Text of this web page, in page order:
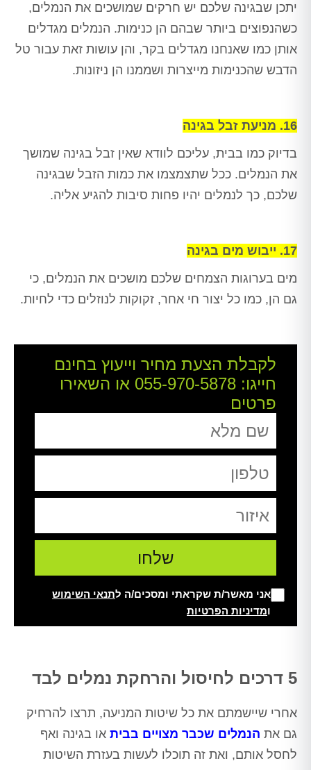
יתכן שבגינה שלכם יש חרקים שמושכים את הנמלים,
כשהנפוצים ביותר שבהם הן כנימות. הנמלים מגדלים
אותן כמו שאנחנו מגדלים בקר, והן עושות זאת עבור טל
הדבש שהכנימות מייצרות ושממנו הן ניזונות.
16. מניעת זבל בגינה
בדיוק כמו בבית, עליכם לוודא שאין זבל בגינה שמושך
את הנמלים. ככל שתצמצמו את כמות הזבל שבגינה
שלכם, כך לנמלים יהיו פחות סיבות להגיע אליה.
17. ייבוש מים בגינה
מים בערוגות הצמחים שלכם מושכים את הנמלים, כי
גם הן, כמו כל יצור חי אחר, זקוקות לנוזלים כדי לחיות.
לקבלת הצעת מחיר וייעוץ בחינם
חייגו: 055-970-5878 או השאירו
פרטים
אני מאשר/ת שקראתי ומסכים/ה לתנאי השימוש
ומדיניות הפרטיות
5 דרכים לחיסול והרחקת נמלים לבד
אחרי שיישמתם את כל שיטות המניעה, תרצו להרחיק
גם את הנמלים שכבר מצויים בבית או בגינה ואף
לחסל אותם, ואת זה תוכלו לעשות בעזרת השיטות